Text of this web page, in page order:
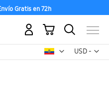
Gratis en 72h
USD -
dólar
Mi carrito